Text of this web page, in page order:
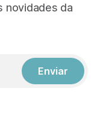
novidades da
Enviar